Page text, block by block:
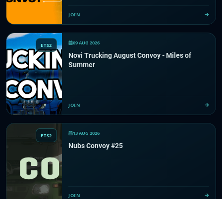
JOIN
ETS2 09 AUG 2026
Novi Trucking August Convoy - Miles of
Summer
JOIN
ETS2 13 AUG 2026
Nubs Convoy #25
JOIN